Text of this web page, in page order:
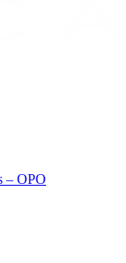
– OPO